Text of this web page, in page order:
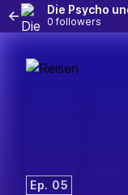
Die Psycho
0 followers
Ep. 05